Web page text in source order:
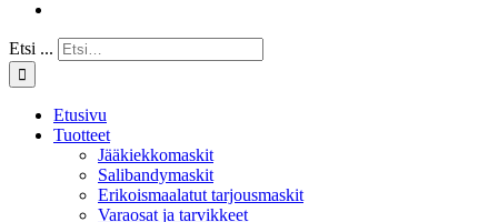
Etsi ...
Etusivu
Tuotteet
Jääkiekkomaskit
Salibandymaskit
Erikoismaalatut tarjousmaskit
Varaosat ja tarvikkeet